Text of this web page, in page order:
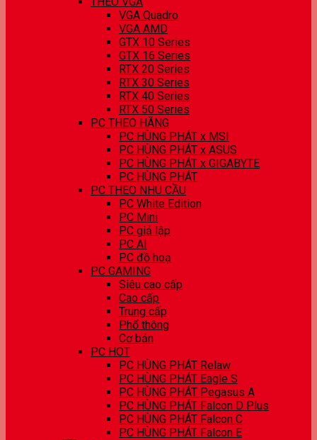
VGA Quadro
VGA AMD
GTX 10 Series
GTX 16 Series
RTX 20 Series
RTX 30 Series
RTX 40 Series
RTX 50 Series
PC THEO HÃNG
PC HÙNG PHÁT x MSI
PC HÙNG PHÁT x ASUS
PC HÙNG PHÁT x GIGABYTE
PC HÙNG PHÁT
PC THEO NHU CẦU
PC White Edition
PC Mini
PC giả lập
PC AI
PC đồ hoạ
PC GAMING
Siêu cao cấp
Cao cấp
Trung cấp
Phổ thông
Cơ bản
PC HOT
PC HÙNG PHÁT Relaw
PC HÙNG PHÁT Eagle S
PC HÙNG PHÁT Pegasus A
PC HÙNG PHÁT Falcon D Plus
PC HÙNG PHÁT Falcon C
PC HÙNG PHÁT Falcon E